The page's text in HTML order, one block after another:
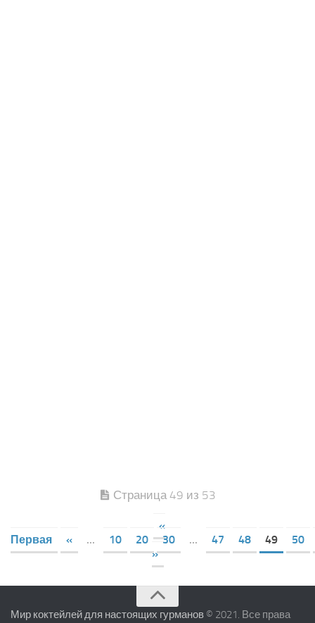
Страница 49 из 53
«
Первая
« ... 10 20 30 ... 47 48 49
50
»
Мир коктейлей для настоящих гурманов © 2021. Все права